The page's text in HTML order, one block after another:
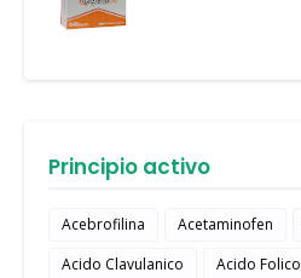
Principio activo
Acebrofilina Acetaminofen
Acido Clavulanico
Acido Folico